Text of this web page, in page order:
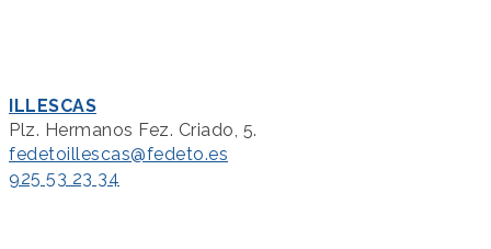
ILLESCAS
Plz. Hermanos Fez. Criado, 5.
fedetoillescas@fedeto.es
925 53 23 34